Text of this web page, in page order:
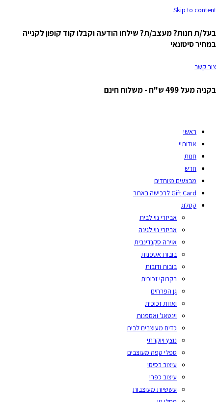
Skip to content
בעל/ת חנות? מעצב/ת? שילחו הודעה וקבלו קוד קופון לקנייה
במחיר סיטונאי
צור קשר
בקניה מעל 499 ש"ח - משלוח חינם
ראשי
אודותיי
חנות
חדש
מבצעים מיוחדים
Gift Card לרכישה באתר
קטלוג
אביזרי נוי לבית
אביזרי נוי לגינה
אוירה סקנדינבית
בובות אספנות
בובות ודובות
בקבוקי זכוכית
גן הפרחים
ואזות זכוכית
וינטאג' ואספנות
כדים מעוצבים לבית
נוצץ ויוקרתי
ספלי קפה מעוצבים
עיצוב בסיסי
עיצוב כפרי
עששיות מעוצבות